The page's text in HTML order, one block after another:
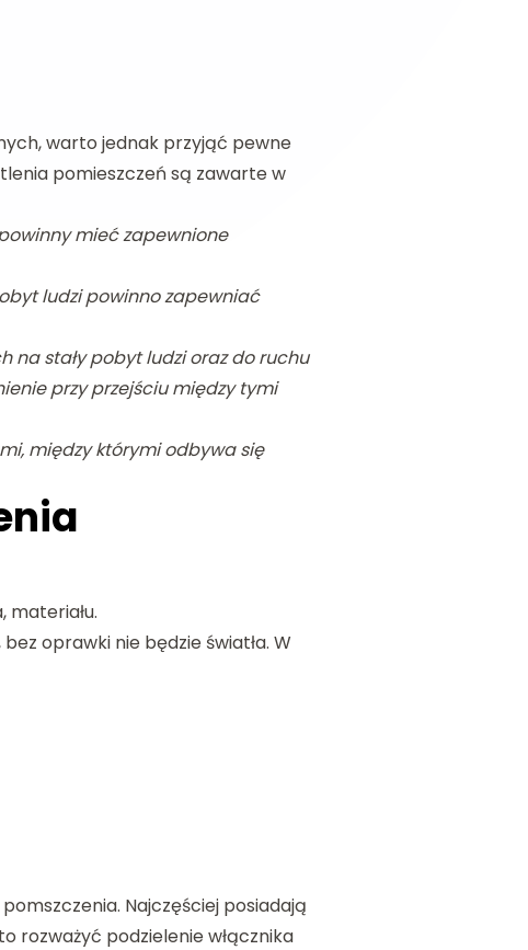
warto jednak przyjąć pewne
pomieszczeń są zawarte w
mieć zapewnione
ludzi powinno zapewniać
na stały pobyt ludzi oraz do ruchu
przy przejściu między tymi
między którymi odbywa się
materiału.
oprawki nie będzie światła. W
Najczęściej posiadają
rozważyć podzielenie włącznika